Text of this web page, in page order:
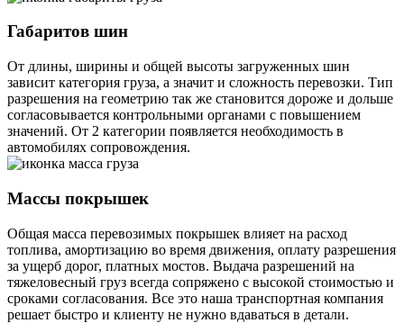
Габаритов шин
От длины, ширины и общей высоты загруженных шин
зависит категория груза, а значит и сложность перевозки. Тип
разрешения на геометрию так же становится дороже и дольше
согласовывается контрольными органами с повышением
значений. От 2 категории появляется необходимость в
автомобилях сопровождения.
Массы покрышек
Общая масса перевозимых покрышек влияет на расход
топлива, амортизацию во время движения, оплату разрешения
за ущерб дорог, платных мостов. Выдача разрешений на
тяжеловесный груз всегда сопряжено с высокой стоимостью и
сроками согласования. Все это наша транспортная компания
решает быстро и клиенту не нужно вдаваться в детали.